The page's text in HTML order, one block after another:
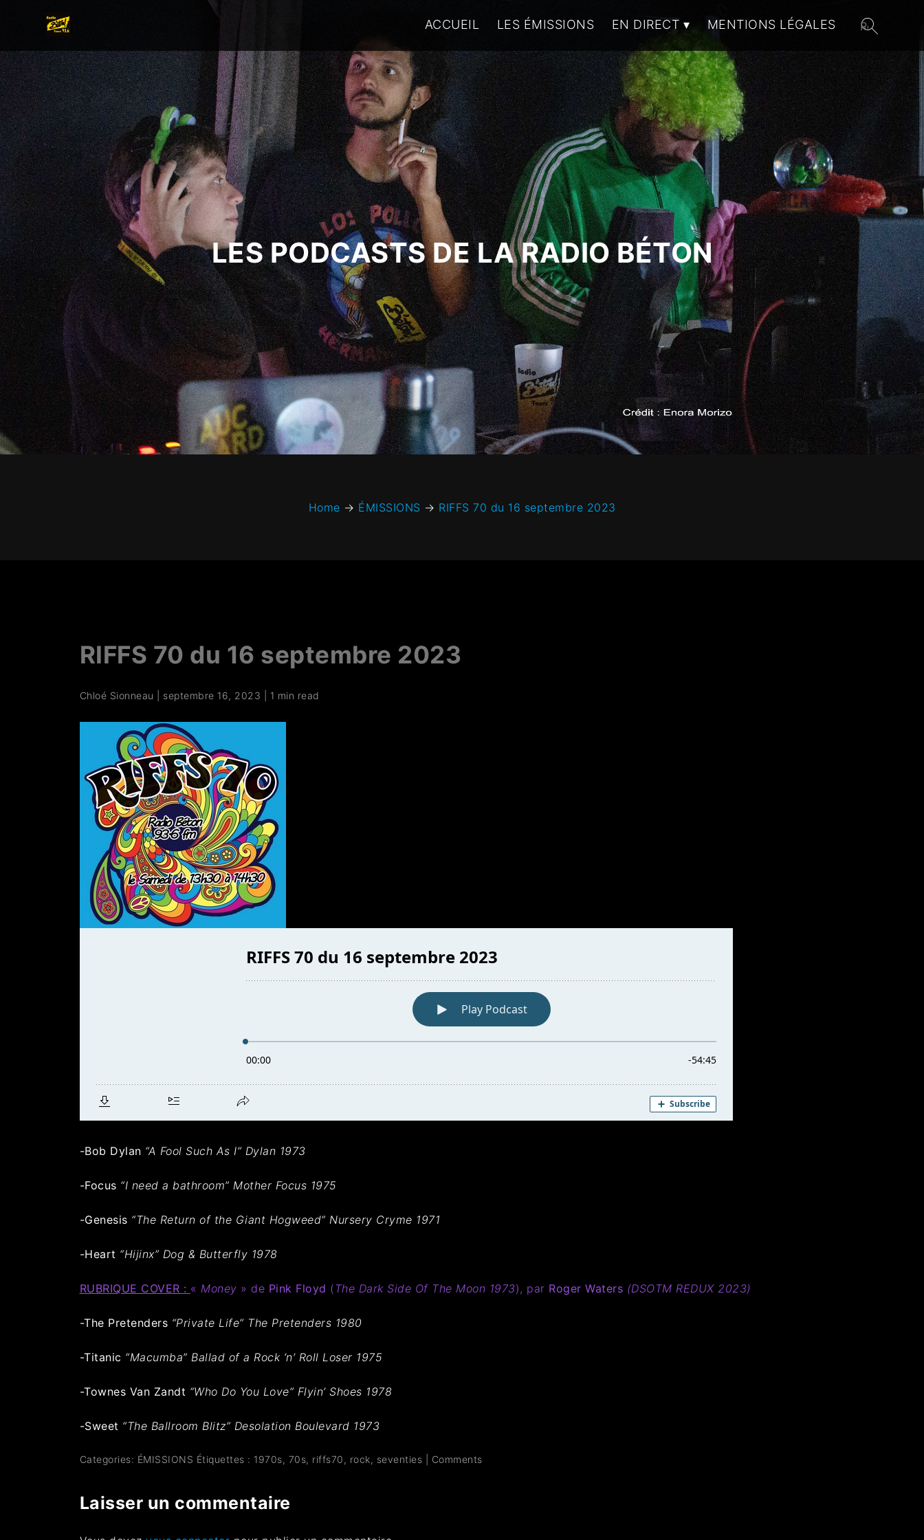
ACCUEIL LES ÉMISSIONS EN DIRECT MENTIONS LÉGALES
LES PODCASTS DE LA RADIO BÉTON
Home → ÉMISSIONS → RIFFS 70 du 16 septembre 2023
RIFFS 70 du 16 septembre 2023
Chloé Sionneau septembre 16, 2023 1 min read
-Bob Dylan “A Fool Such As I” Dylan 1973
-Focus “I need a bathroom” Mother Focus 1975
-Genesis “The Return of the Giant Hogweed” Nursery Cryme 1971
-Heart “Hijinx” Dog & Butterfly 1978
RUBRIQUE COVER : « Money » de Pink Floyd ( The Dark Side Of The Moon 1973), par Roger Waters (DSOTM REDUX 2023)
-The Pretenders “Private Life” The Pretenders 1980
-Titanic “Macumba” Ballad of a Rock ‘n’ Roll Loser 1975
-Townes Van Zandt “Who Do You Love” Flyin’ Shoes 1978
-Sweet “The Ballroom Blitz” Desolation Boulevard 1973
Categories: ÉMISSIONS Étiquettes : 1970s, 70s, riffs70 , rock, seventies Comments
Laisser un commentaire